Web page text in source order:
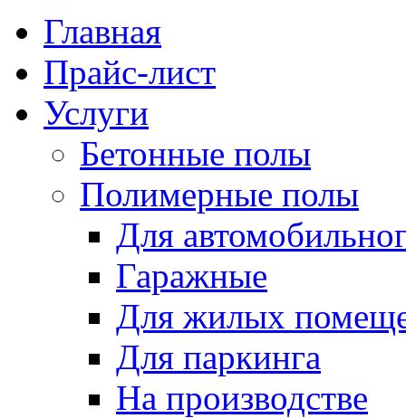
Главная
Прайс-лист
Услуги
Бетонные полы
Полимерные полы
Для
Гаражные
Для жилых
Для паркинга
На производстве